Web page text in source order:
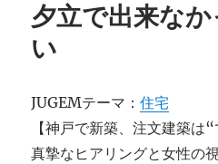
カ
イ
夕立で出来な
い
JUGEMテーマ：住宅
【神戸で新築、注文建築は
真摯なヒアリングと女性の